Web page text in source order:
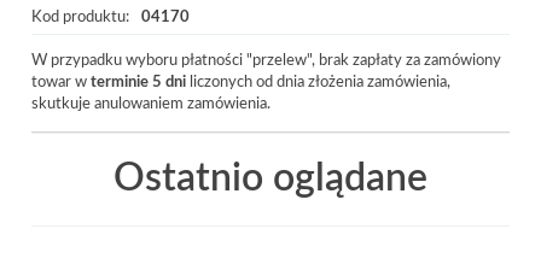
Kod produktu:
04170
W przypadku wyboru płatności "przelew", brak zapłaty za zamówiony
towar w terminie 5 dni liczonych od dnia złożenia zamówienia,
skutkuje anulowaniem zamówienia.
Ostatnio oglądane